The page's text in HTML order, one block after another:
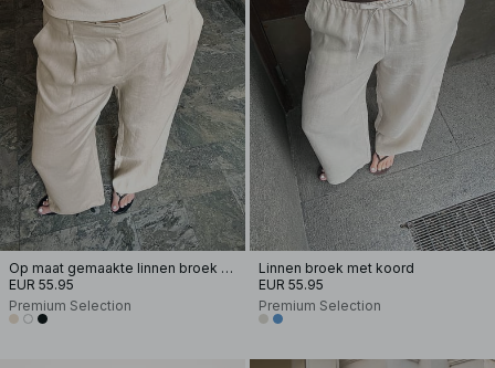
Op maat gemaakte linnen broek met wijde pijpen
EUR 55.95
Premium Selection
Linnen broek met koord
EUR 55.95
Premium Selection